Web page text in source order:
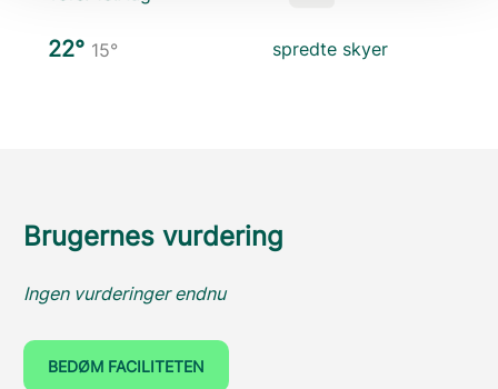
22° 15° spredte skyer
Brugernes vurdering
Ingen vurderinger endnu
BEDØM FACILITETEN